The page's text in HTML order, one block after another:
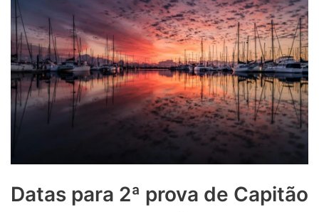
Datas para 2ª prova de Capitão